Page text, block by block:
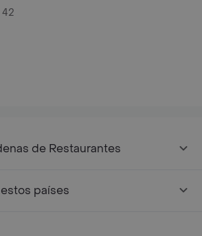
de Restaurantes
países